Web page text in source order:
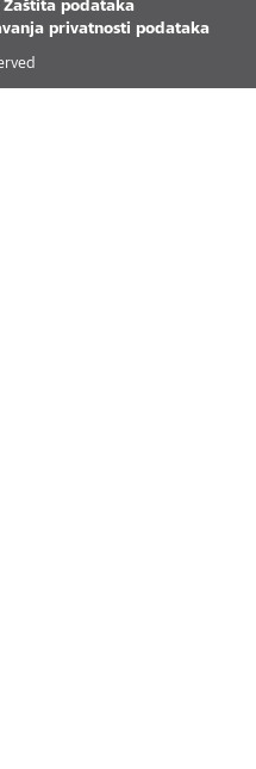
Zaštita podataka
privatnosti podataka